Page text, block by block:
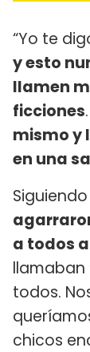
“Yo te
y esto
llamen
ficciones.
mismo y
en una
a todos
llamaban
todos.
chicos